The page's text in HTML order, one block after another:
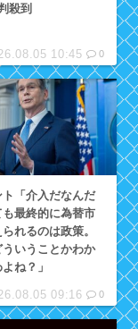
殺到
10:45 0
ト「介入だなんだ
も最終的に為替市
れるのは政策。
いうことかわか
ね？」
09:16 0